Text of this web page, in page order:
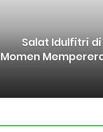
Salat Idulfitri di
Momen